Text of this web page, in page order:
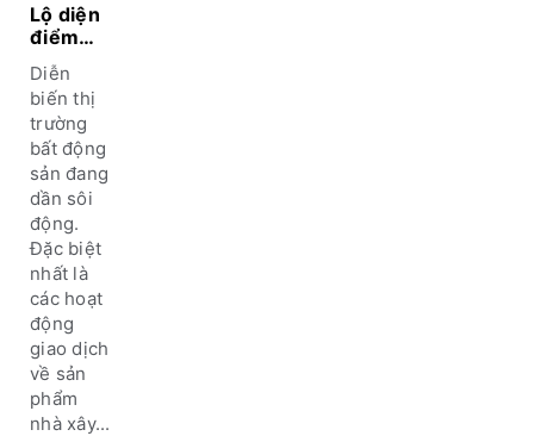
Lộ diện
điểm
đến an
cư –
“Nhà
xanh
O2”
người
trẻ
đứng
ngồi
không
yên tại
Hà Tĩnh
Diễn
biến thị
trường
bất động
sản đang
dần sôi
động.
Đặc biệt
nhất là
các hoạt
động
giao dịch
về sản
phẩm
nhà xây...